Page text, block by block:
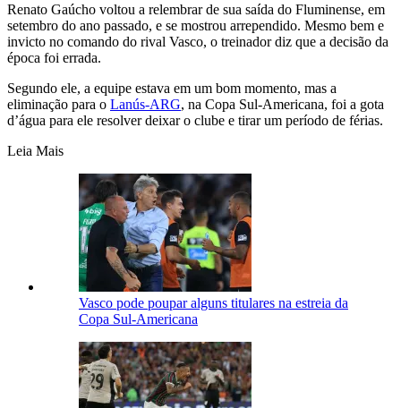
Renato Gaúcho voltou a relembrar de sua saída do Fluminense, em
setembro do ano passado, e se mostrou arrependido. Mesmo bem e
invicto no comando do rival Vasco, o treinador diz que a decisão da
época foi errada.
Segundo ele, a equipe estava em um bom momento, mas a
eliminação para o Lanús-ARG, na Copa Sul-Americana, foi a gota
d’água para ele resolver deixar o clube e tirar um período de férias.
Leia Mais
Vasco pode poupar alguns titulares na estreia da
Copa Sul-Americana